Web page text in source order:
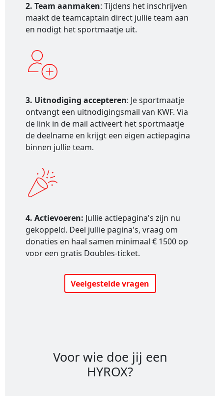
2. Team aanmaken: Tijdens het inschrijven
maakt de teamcaptain direct jullie team aan
en nodigt het sportmaatje uit.
3. Uitnodiging accepteren: Je sportmaatje
ontvangt een uitnodigingsmail van KWF. Via
de link in de mail activeert het sportmaatje
de deelname en krijgt een eigen actiepagina
binnen jullie team.
4. Actievoeren: Jullie actiepagina's zijn nu
gekoppeld. Deel jullie pagina's, vraag om
donaties en haal samen minimaal € 1500 op
voor een gratis Doubles-ticket.
Veelgestelde vragen
Voor wie doe jij een
HYROX?